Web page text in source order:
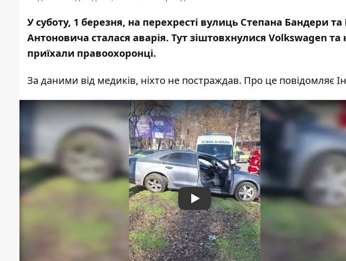
У суботу, 1 березня, на перехресті вулиць Степана Бандери
Антоновича сталася аварія. Тут зіштовхнулися Volkswagen
приїхали правоохоронці.
За даними від медиків, ніхто не постраждав. Про це повідомляє
Play